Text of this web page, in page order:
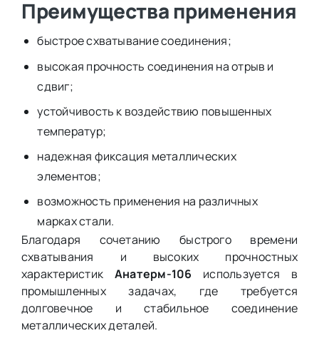
Преимущества применения
быстрое схватывание соединения;
высокая прочность соединения на отрыв и
сдвиг;
устойчивость к воздействию повышенных
температур;
надежная фиксация металлических
элементов;
возможность применения на различных
марках стали.
Благодаря сочетанию быстрого времени
схватывания и высоких прочностных
характеристик Анатерм-106 используется в
промышленных задачах, где требуется
долговечное и стабильное соединение
металлических деталей.